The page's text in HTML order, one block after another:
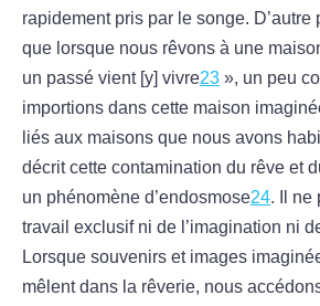
rapidement pris par le songe. D’autre
que lorsque nous rêvons à une
un passé vient [y] vivre23 », un peu
importions dans cette maison
liés aux maisons que nous avons
décrit cette contamination du rêve et
un phénomène d’endosmose24. Il ne
travail exclusif ni de l’imagination ni
Lorsque souvenirs et images
mêlent dans la rêverie, nous